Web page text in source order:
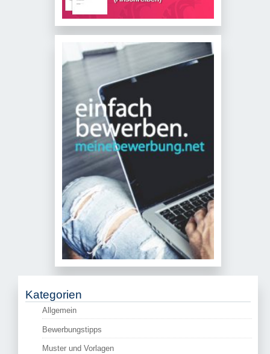
Kategorien
Allgemein
Bewerbungstipps
Muster und Vorlagen